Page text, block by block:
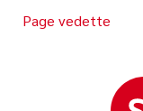
Page vedette